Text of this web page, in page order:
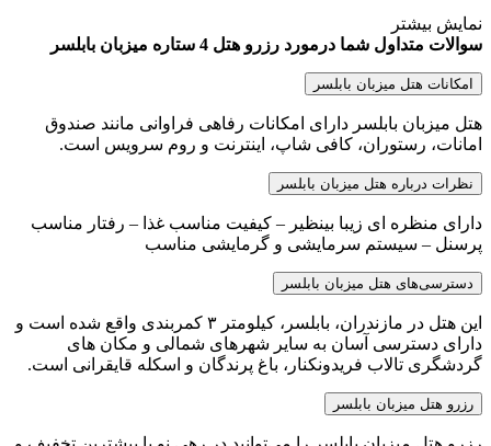
نمایش بیشتر
سوالات متداول شما درمورد رزرو هتل 4 ستاره میزبان بابلسر
امکانات هتل میزبان بابلسر
هتل میزبان بابلسر دارای امکانات رفاهی فراوانی مانند صندوق
امانات، رستوران، کافی شاپ، اینترنت و روم سرویس است.
نظرات درباره هتل میزبان بابلسر
دارای منظره ای زیبا بینظیر – کیفیت مناسب غذا – رفتار مناسب
پرسنل – سیستم سرمایشی و گرمایشی مناسب
دسترسی‌های هتل میزبان بابلسر
این هتل در مازندران، بابلسر، کیلومتر ۳ کمربندی واقع شده است و
دارای دسترسی آسان به سایر شهرهای شمالی و مکان های
گردشگری تالاب فریدونکنار، باغ پرندگان و اسکله قایقرانی است.
رزرو هتل میزبان بابلسر